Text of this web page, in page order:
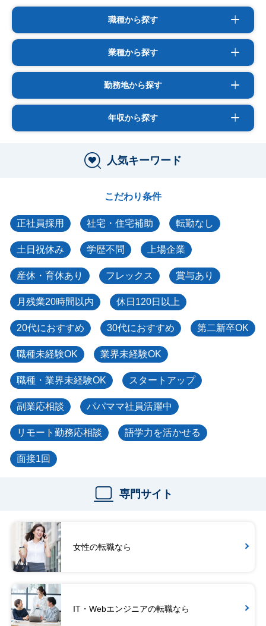
職種から探す
業種から探す
勤務地から探す
年収から探す
人気キーワード
こだわり条件
正社員採用 社宅・住宅補助 転勤なし
土日祝休み 学歴不問 上場企業
産休・育休あり フレックス 賞与あり
月残業20時間以内 休日120日以上
20代におすすめ 30代におすすめ 第二新卒OK
職種未経験OK 業界未経験OK
職種・業界未経験OK スタートアップ
副業応相談 パパママ社員活躍中
リモート勤務応相談 語学力を活かせる
面接1回
専門サイト
女性の転職なら
IT・Webエンジニアの転職なら